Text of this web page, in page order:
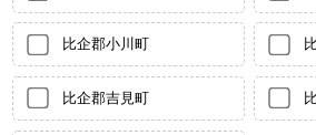
比企郡小川町
比企郡吉見町